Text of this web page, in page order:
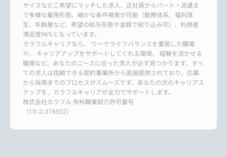
サイズなどご希望にマッチした求人、正社員からパート・派遣ま
で多様な雇用形態、細かな条件検索が可能（勤務体系、福利厚
生、年齢層など、希望の給与形態や金額で絞り込み可）、利用者
満足度96%となっています。
カラフルキャリアなら、 ワークライフバランスを重視した職場
や、 キャリアアップをサポートしてくれる環境、 経験を活かせる
職場など、あなたのニーズに合った求人が必ず見つかります。すべ
ての求人は信頼できる契約事業所から直接提供されており、応募
から採用までのプロセスがスムーズです。あなたの次のキャリアス
テップを、カラフルキャリアが全力でサポートします。
株式会社カラフル 有料職業紹介許可番号
（13-ユ-316922）